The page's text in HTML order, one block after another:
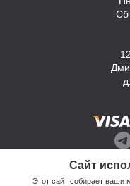
Сайт
Этот сайт собирает ваши